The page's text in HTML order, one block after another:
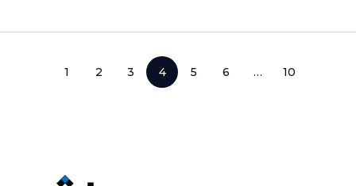
1 2 3 4 5 6 … 10